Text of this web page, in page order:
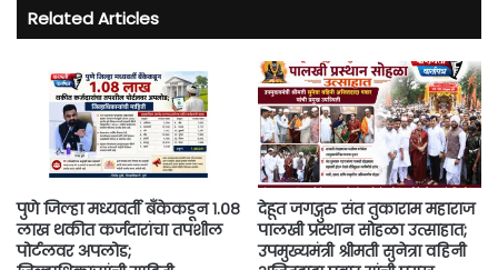
Related Articles
पुणे जिल्हा मध्यवर्ती बँकेकडून १.०८
लाख थकीत कर्जदारांचा तपशील
पोर्टलवर अपलोड;
देहूत जगद्गुरु संत तुकाराम महाराज
पालखी प्रस्थान सोहळा उत्साहात;
उपमुख्यमंत्री श्रीमती सुनेत्रा वहिनी